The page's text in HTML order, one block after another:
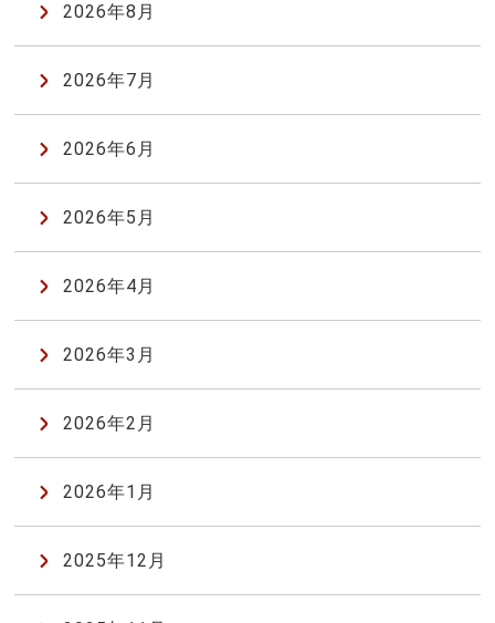
2026年8月
2026年7月
2026年6月
2026年5月
2026年4月
2026年3月
2026年2月
2026年1月
2025年12月